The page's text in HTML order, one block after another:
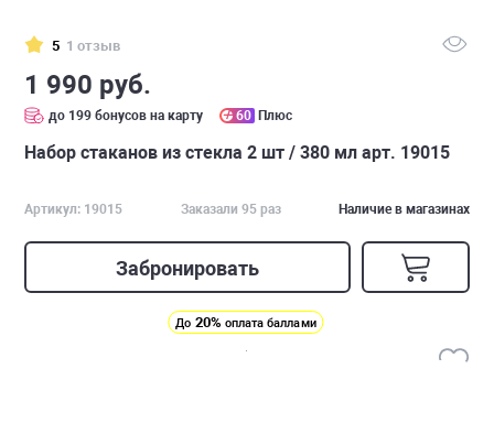
5 1 отзыв
1 990 руб.
до 199 бонусов на карту 60 Плюс
Набор стаканов из стекла 2 шт / 380 мл арт. 19015
Артикул: 19015 Заказали 95 раз Наличие в магазинах
Забронировать
До 20% оплата баллами